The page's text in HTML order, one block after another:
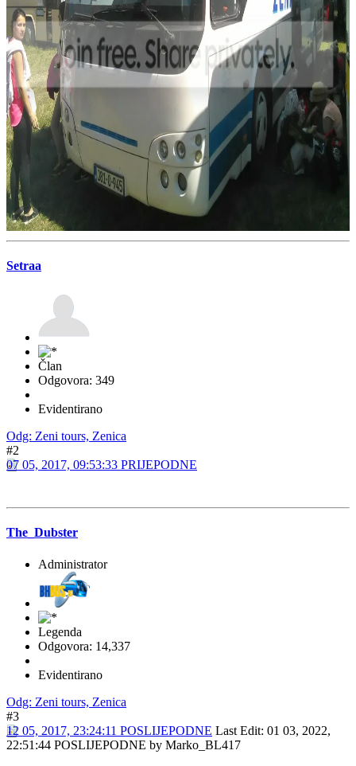
Setraa
Član
Odgovora: 349
Evidentirano
Odg: Zeni tours, Zenica
#2
07 05, 2017, 09:53:33 PRIJEPODNE
The_Dubster
Administrator
Legenda
Odgovora: 14,337
Evidentirano
Odg: Zeni tours, Zenica
#3
12 05, 2017, 23:24:11 POSLIJEPODNE Last Edit: 01 03, 2022,
22:51:44 POSLIJEPODNE by Marko_BL417